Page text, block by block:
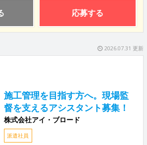
応募する
2026.07.31 更新
施工管理を目指す方へ。現場監
督を支えるアシスタント募集！
株式会社アイ・ブロード
派遣社員